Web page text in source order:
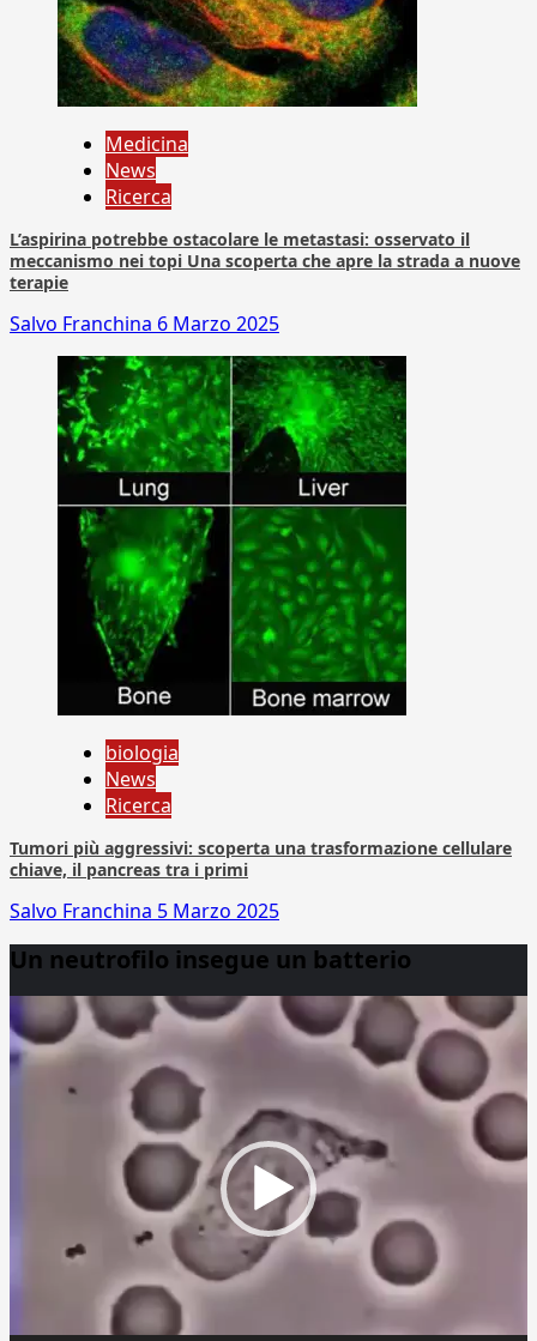
Medicina
News
Ricerca
L’aspirina potrebbe ostacolare le metastasi: osservato il
meccanismo nei topi Una scoperta che apre la strada a nuove
terapie
Salvo Franchina 6 Marzo 2025
biologia
News
Ricerca
Tumori più aggressivi: scoperta una trasformazione cellulare
chiave, il pancreas tra i primi
Salvo Franchina 5 Marzo 2025
Un neutrofilo insegue un batterio
Player